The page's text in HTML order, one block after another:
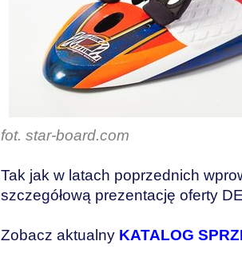
fot. star-board.com
Tak jak w latach poprzednich
szczegółową prezentację oferty
Zobacz aktualny KATALOG